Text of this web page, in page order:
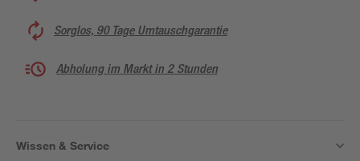
Sorglos, 90 Tage Umtauschgarantie
Abholung im Markt in 2 Stunden
Wissen & Service